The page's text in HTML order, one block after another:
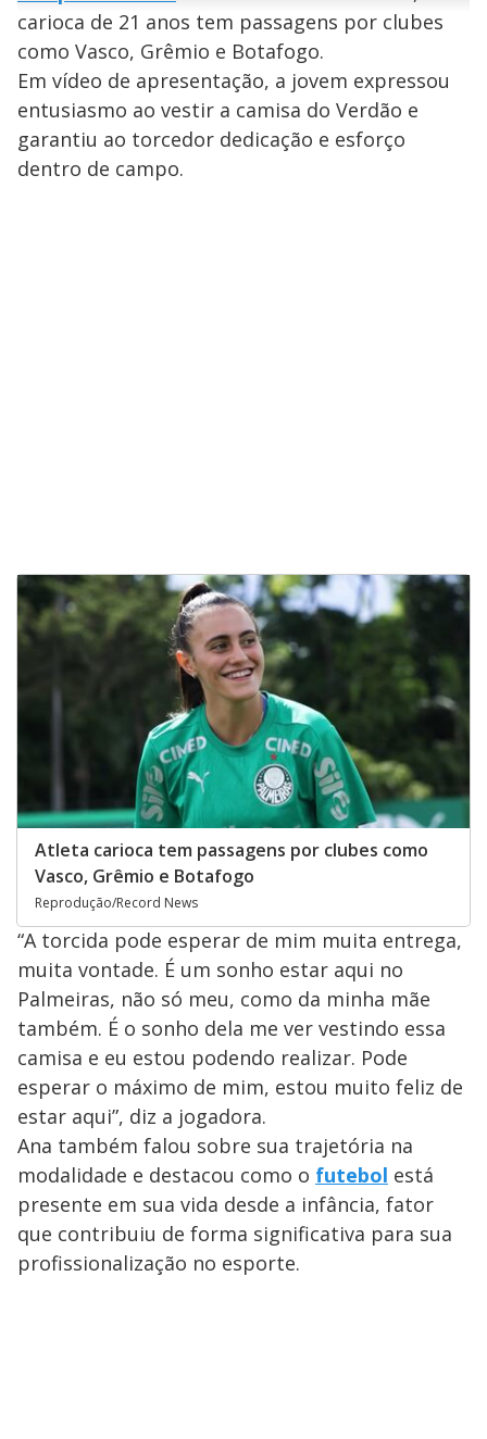
a
y
V
d
o
n
d
s
u
d
carioca de 21 anos tem passagens por clubes
como Vasco, Grêmio e Botafogo.
Em vídeo de apresentação, a jovem expressou
entusiasmo ao vestir a camisa do Verdão e
garantiu ao torcedor dedicação e esforço
dentro de campo.
Atleta carioca tem passagens por clubes como
Vasco, Grêmio e Botafogo
Reprodução/Record News
“A torcida pode esperar de mim muita entrega,
muita vontade. É um sonho estar aqui no
Palmeiras, não só meu, como da minha mãe
também. É o sonho dela me ver vestindo essa
camisa e eu estou podendo realizar. Pode
esperar o máximo de mim, estou muito feliz de
estar aqui”, diz a jogadora.
Ana também falou sobre sua trajetória na
modalidade e destacou como o futebol está
presente em sua vida desde a infância, fator
que contribuiu de forma significativa para sua
profissionalização no esporte.